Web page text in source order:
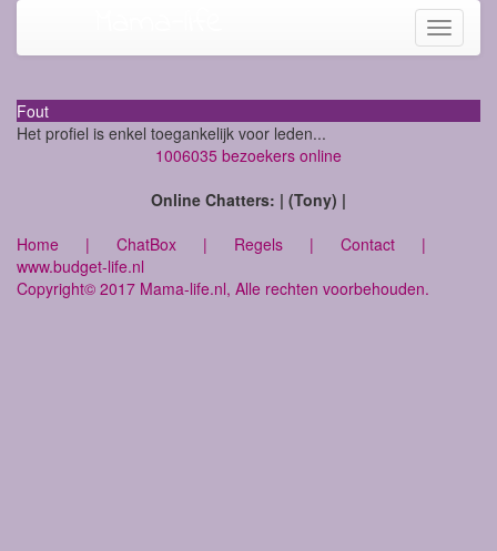
Toggle
Fout
Het profiel is enkel toegankelijk voor leden...
1006035 bezoekers online
Online Chatters: | (Tony) |
Home | ChatBox | Regels | Contact |
www.budget-life.nl
Copyright© 2017 Mama-life.nl, Alle rechten voorbehouden.